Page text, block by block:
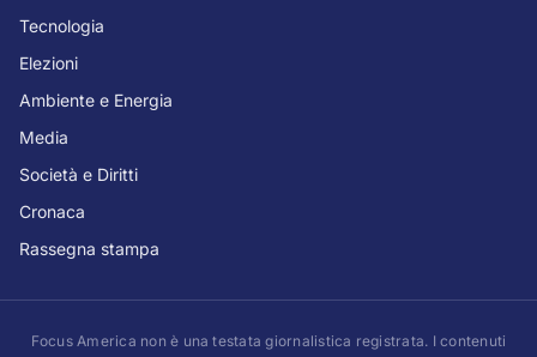
Tecnologia
Elezioni
Ambiente e Energia
Media
Società e Diritti
Cronaca
Rassegna stampa
Focus America non è una testata giornalistica registrata. I contenuti